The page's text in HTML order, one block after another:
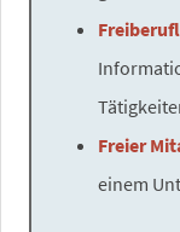
Freier
einem